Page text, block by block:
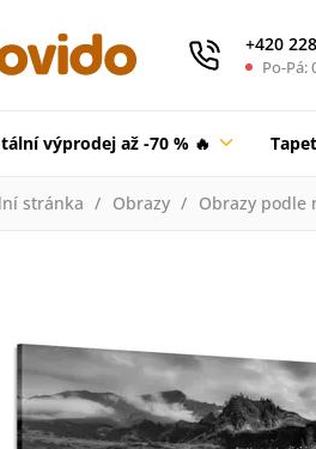
+420
Po-Pá:
výprodej až -70 % 🔥
stránka Obrazy Obrazy podle